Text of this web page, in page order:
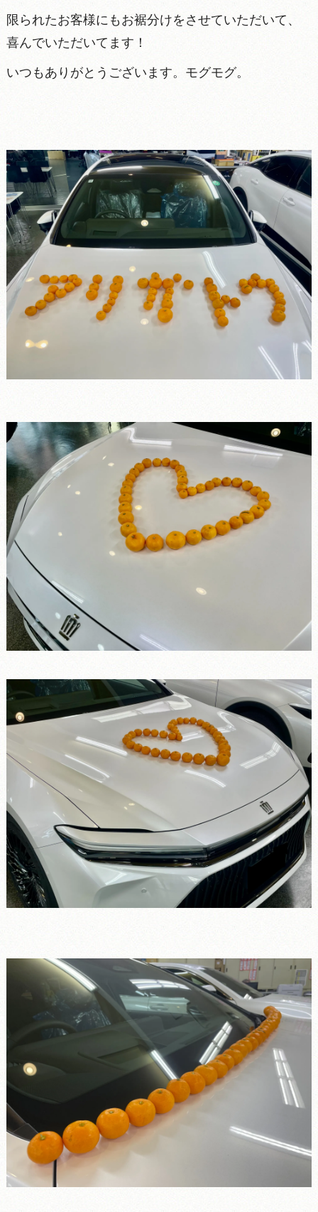
限られたお客様にもお裾分けをさせていただいて、
喜んでいただいてます！
いつもありがとうございます。モグモグ。